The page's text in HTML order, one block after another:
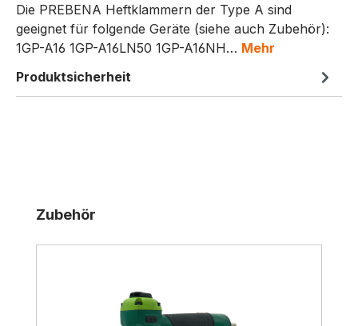
Die PREBENA Heftklammern der Type A sind
geeignet für folgende Geräte (siehe auch Zubehör):
1GP-A16 1GP-A16LN50 1GP-A16NH… Mehr
Produktsicherheit
Produktgalerie überspringen
Zubehör